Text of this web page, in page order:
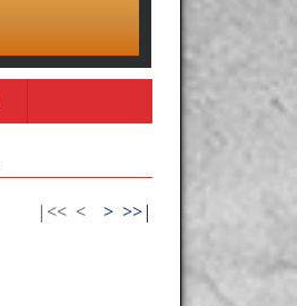
|<< < > >>|